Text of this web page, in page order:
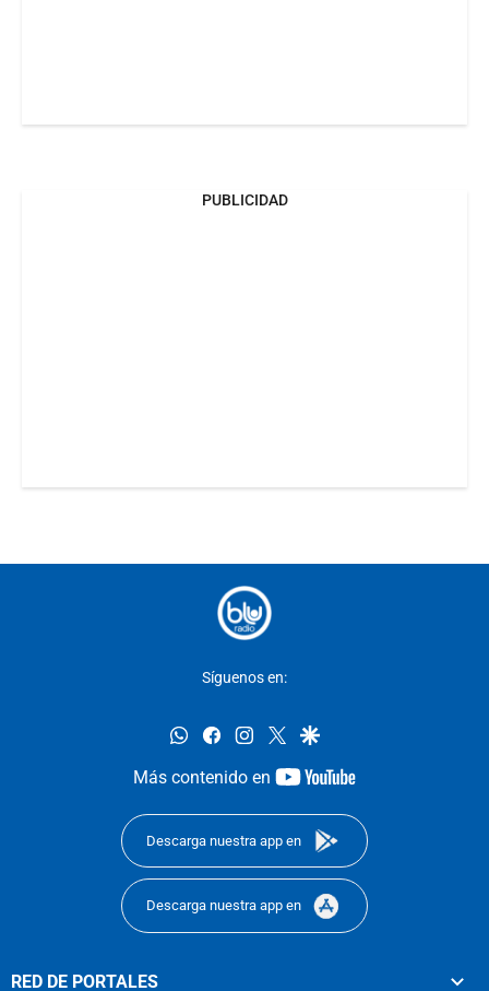
PUBLICIDAD
Síguenos en:
whatsappfacebookinstagram
twittergoogle
Más contenido en
youtube-
Descarga nuestra app en
Descarga nuestra app en
RED DE PORTALES